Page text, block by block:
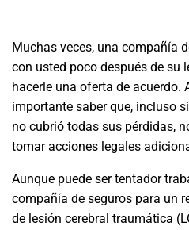
Muchas veces, una compañía
con usted poco después de su
hacerle una oferta de acuerdo.
importante saber que, incluso
no cubrió todas sus pérdidas,
tomar acciones legales
Aunque puede ser tentador
compañía de seguros para un
de lesión cerebral traumática